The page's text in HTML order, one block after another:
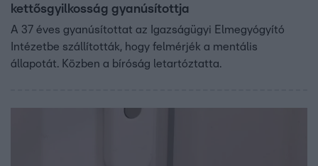
kettősgyilkosság gyanúsítottja
A 37 éves gyanúsítottat az Igazságügyi Elmegyógyító
Intézetbe szállították, hogy felmérjék a mentális
állapotát. Közben a bíróság letartóztatta.